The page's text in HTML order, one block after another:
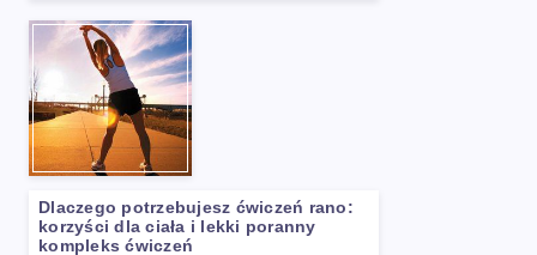
Dlaczego potrzebujesz ćwiczeń rano:
korzyści dla ciała i lekki poranny
kompleks ćwiczeń